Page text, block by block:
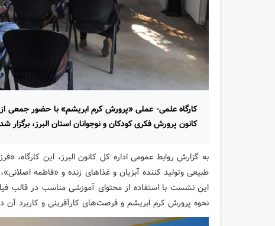
کارگاه علمی- عملی «پرورش کرم ابریشم» با حضور جمعی از
کانون پرورش فکری کودکان و نوجوانان استان البرز، برگزار
به گزارش روابط عمومی اداره کل کانون البرز، این کارگاه،
طبیعی وتولید کننده آبزیان و غذاهای زنده و «فاطمه
این نشست با استفاده از محتوای آموزشی مناسب در قالب
نحوه پرورش کرم ابریشم و فرصت‌های کارآفرینی و کاربرد